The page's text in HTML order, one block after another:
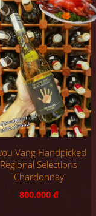
Vang Handpicked
Regional Selections
Chardonnay
800.000 đ